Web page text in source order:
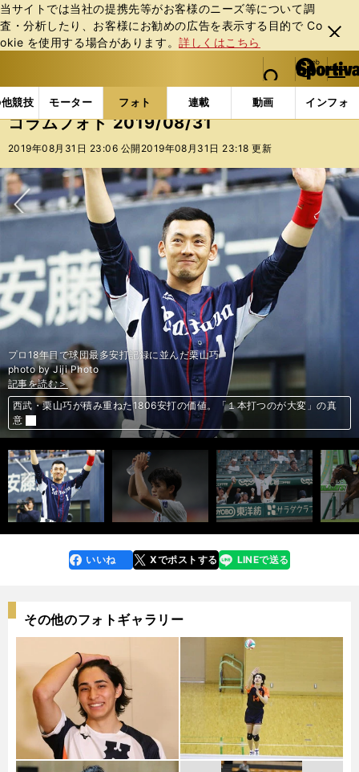
当サイトでは当社の提携先等がお客様のニーズ等について調
査・分析したり、お客様にお勧めの広告を表⽰する⽬的で Co
okie を使⽤する場合があります。詳しくはこちら
閉じ
る
web Sportiva (webスポルティーバ)
検索
マイペ
ー
ジ
メニュ
競技 モーター フォト 連載 動画 インフォ
b
ス
ポ
ル
ィ
ー
バ
フォトギャラリー コラムフォト コラムフォト
コラムフォト 2019/08/31
2019年08月31日 23:06 公開 2019年08月31日 23:18 更新
次へ
プロ18年目で球団最多安打記録に並んだ栗山巧
photo by Jiji Photo
記事を読む＞
西武・栗山巧が積み重ねた1806安打の価値。「１本打つのが大変」の真
意
記事を読む＞
日本代表23人の妥当性。どこまでベストメンバーは必要なのか
記事を読む＞
六本木のバーテンダーから甲子園へ。PL魂を受け継ぐ男の波乱万丈記
記事を読む＞
小回りスプリント戦の小倉２歳Ｓ。「２歳限定」の成績から本命が見えた
前へ
faceboo
k
いいね Xでポストする
line LINEで送る
その他のフォトギャラリー